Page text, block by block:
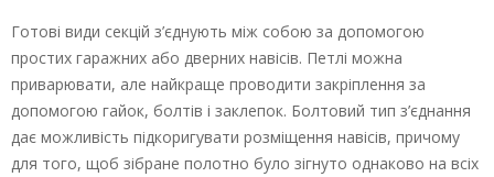
Готові види секцій з’єднують між собою за допомогою
простих гаражних або дверних навісів. Петлі можна
приварювати, але найкраще проводити закріплення за
допомогою гайок, болтів і заклепок. Болтовий тип з’єднання
дає можливість підкоригувати розміщення навісів, причому
для того, щоб зібране полотно було зігнуто однаково на всіх